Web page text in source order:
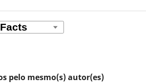
pelo mesmo(s) autor(es)